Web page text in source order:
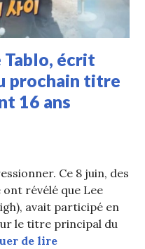
Tablo, écrit
prochain titre
16 ans
Ce 8 juin, des
ont révélé que Lee
avait participé en
le titre principal du
de lireLee Haru, la